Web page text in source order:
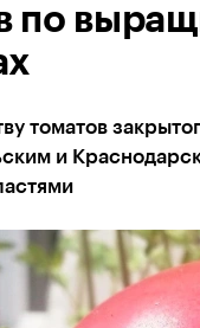
по
томатов
и